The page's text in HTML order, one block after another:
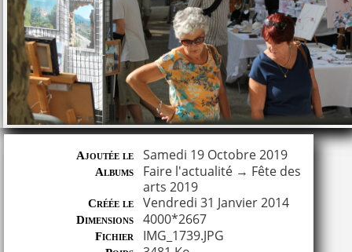
Ajoutée le Samedi 19 Octobre 2019
Albums Faire l'actualité→ Fête des
arts 2019
Créée le Vendredi 31 Janvier 2014
Dimensions 4000*2667
Fichier IMG_1739.JPG